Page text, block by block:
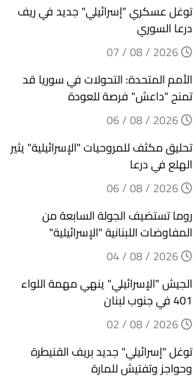
توغل عسكري "إسرائيلي" جديد في ريف
درعا السوري
الأمم المتحدة: التحولات في سوريا قد
تمنح "داعش" فرصة للعودة
تحليق مكثف للمروحيات "الإسرائيلية" يثير
الهلع في درعا
روما تستضيف الجولة السابعة من
المفاوضات اللبنانية "الإسرائيلية"
الجيش "الإسرائيلي" ينهي مهمة اللواء
401 في جنوب لبنان
توغل "إسرائيلي" جديد بريف القنيطرة
وحواجز وتفتيش للمارة